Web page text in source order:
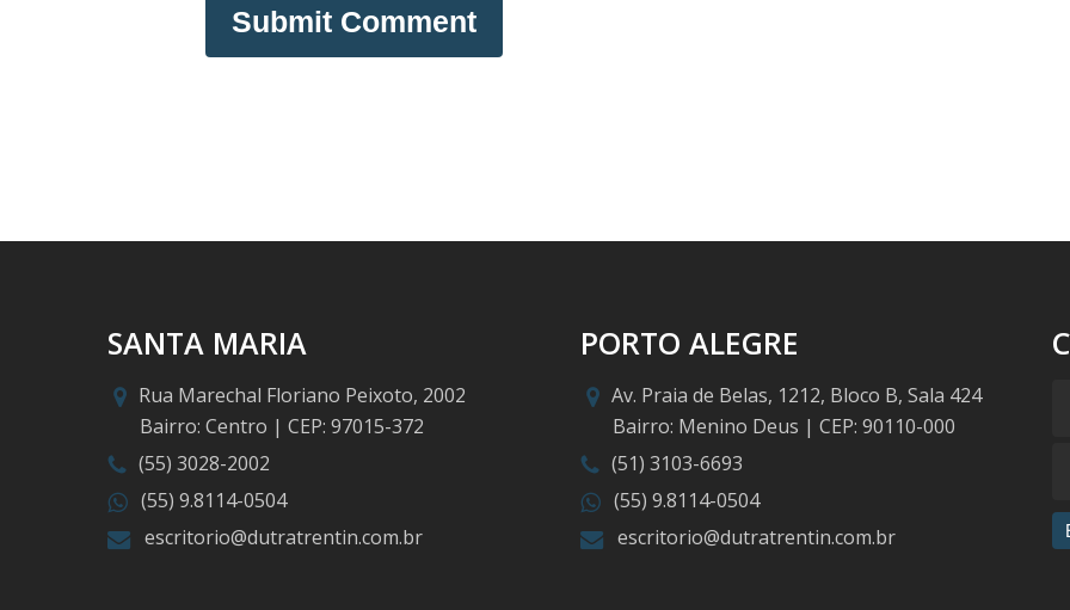
SANTA MARIA
Rua Marechal Floriano Peixoto, 2002
Bairro: Centro | CEP: 97015-372
(55) 3028-2002
(55) 9.8114-0504
escritorio@dutratrentin.com.br
PORTO ALEGRE
Av. Praia de Belas, 1212, Bloco B, Sala 424
Bairro: Menino Deus | CEP: 90110-000
(51) 3103-6693
(55) 9.8114-0504
escritorio@dutratrentin.com.br